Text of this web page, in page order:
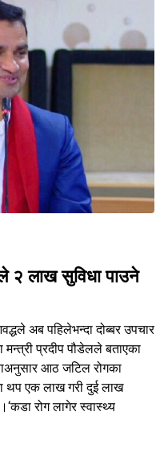
२ लाख सुविधा पाउने
अब पहिलेभन्दा दोब्बर उपचार
मन्त्री प्रदीप पौडेलले बताएका
आठ जटिल रोगका
थप एक लाख गरी दुई लाख
रोग लागेर स्वास्थ्य